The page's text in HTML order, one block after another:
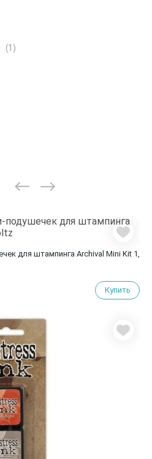
(1)
для штампинга Archival Mini Kit 1,
Купить